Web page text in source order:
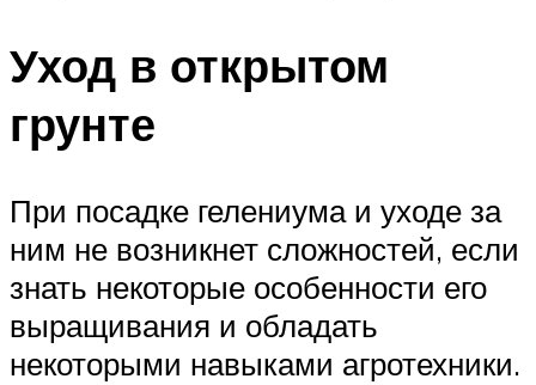
Уход в открытом
грунте
При посадке гелениума и уходе за
ним не возникнет сложностей, если
знать некоторые особенности его
выращивания и обладать
некоторыми навыками агротехники.